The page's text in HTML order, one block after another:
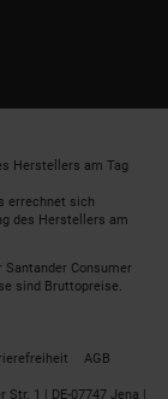
Herstellers am Tag
errechnet sich
des Herstellers am
Santander Consumer
sind Bruttopreise.
AGB
1 | DE-07747 Jena |